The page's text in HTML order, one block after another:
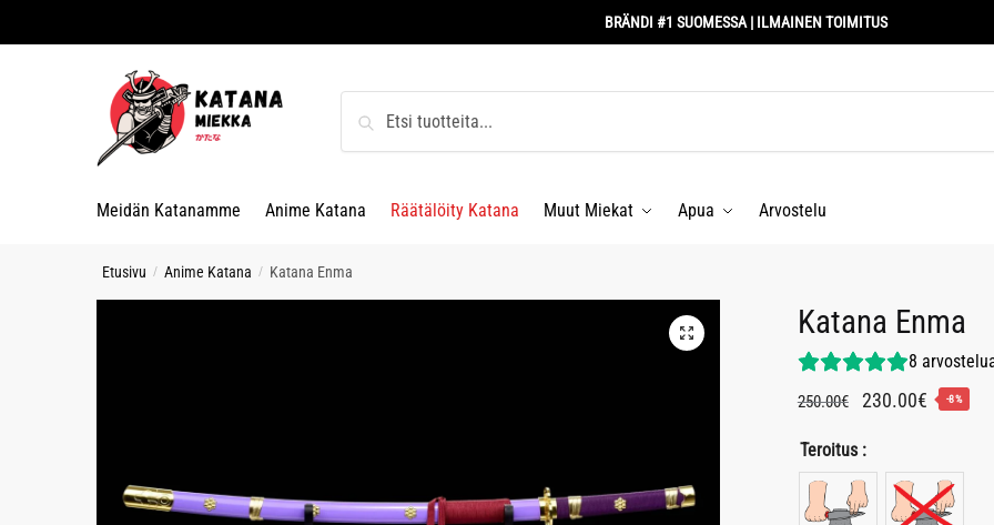
to
to
BRÄNDI #1 SUOMESSA | ILMAINEN TOIMITUS
Meidän Katanamme Anime Katana Räätälöity Katana Muut Miekat Apua Arvostelu
Etusivu / Anime Katana / Katana Enma
Katana Enma
8
250.00€
Alkuperäinen
oli:
250.00€.
230.00€Nykyinen
230.00€.
-8%
Teroitus :